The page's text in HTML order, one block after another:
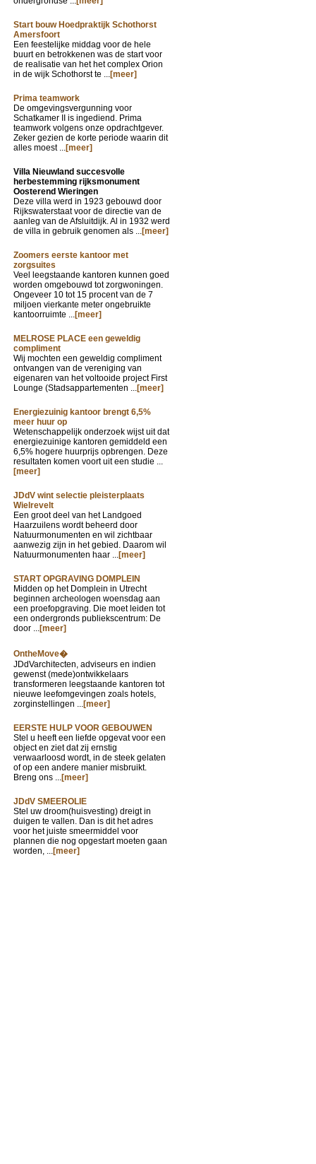
Start bouw Hoedpraktijk Schothorst
Amersfoort
Een feestelijke middag voor de hele
buurt en betrokkenen was de start voor
de realisatie van het het complex Orion
in de wijk Schothorst te ...[meer]
Prima teamwork
De omgevingsvergunning voor
Schatkamer II is ingediend. Prima
teamwork volgens onze opdrachtgever.
Zeker gezien de korte periode waarin dit
alles moest ...[meer]
Villa Nieuwland succesvolle
herbestemming rijksmonument
Oosterend Wieringen
Deze villa werd in 1923 gebouwd door
Rijkswaterstaat voor de directie van de
aanleg van de Afsluitdijk. Al in 1932 werd
de villa in gebruik genomen als ...[meer]
Zoomers eerste kantoor met
zorgsuites
Veel leegstaande kantoren kunnen goed
worden omgebouwd tot zorgwoningen.
Ongeveer 10 tot 15 procent van de 7
miljoen vierkante meter ongebruikte
kantoorruimte ...[meer]
MELROSE PLACE een geweldig
compliment
Wij mochten een geweldig compliment
ontvangen van de vereniging van
eigenaren van het voltooide project First
Lounge (Stadsappartementen ...[meer]
Energiezuinig kantoor brengt 6,5%
meer huur op
Wetenschappelijk onderzoek wijst uit dat
energiezuinige kantoren gemiddeld een
6,5% hogere huurprijs opbrengen. Deze
resultaten komen voort uit een studie ...
[meer]
JDdV wint selectie pleisterplaats
Wielrevelt
Een groot deel van het Landgoed
Haarzuilens wordt beheerd door
Natuurmonumenten en wil zichtbaar
aanwezig zijn in het gebied. Daarom wil
Natuurmonumenten haar ...[meer]
START OPGRAVING DOMPLEIN
Midden op het Domplein in Utrecht
beginnen archeologen woensdag aan
een proefopgraving. Die moet leiden tot
een ondergronds publiekscentrum: De
door ...[meer]
OntheMove�
JDdVarchitecten, adviseurs en indien
gewenst (mede)ontwikkelaars
transformeren leegstaande kantoren tot
nieuwe leefomgevingen zoals hotels,
zorginstellingen ...[meer]
EERSTE HULP VOOR GEBOUWEN
Stel u heeft een liefde opgevat voor een
object en ziet dat zij ernstig
verwaarloosd wordt, in de steek gelaten
of op een andere manier misbruikt.
Breng ons ...[meer]
JDdV SMEEROLIE
Stel uw droom(huisvesting) dreigt in
duigen te vallen. Dan is dit het adres
voor het juiste smeermiddel voor
plannen die nog opgestart moeten gaan
worden, ...[meer]